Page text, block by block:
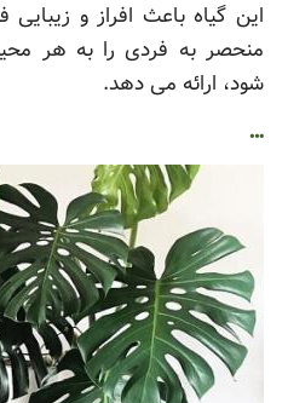
این گیاه باعث افراز و
منحصر به فردی را به هر
شود، ارائه می دهد.
…